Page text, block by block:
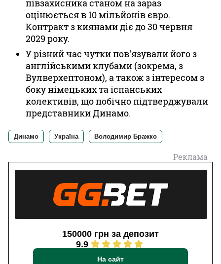
півзахисника станом на зараз
оцінюється в 10 мільйонів євро.
Контракт з киянами діє до 30 червня
2029 року.
У різний час чутки пов'язували його з
англійськими клубами (зокрема, з
Вулверхептоном), а також з інтересом з
боку німецьких та іспанських
колективів, що побічно підтверджували
представники Динамо.
Динамо Україна Володимир Бражко
Реклама
150000 грн за депозит
9.9
На сайт